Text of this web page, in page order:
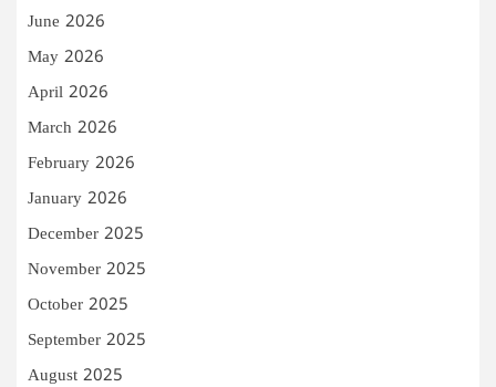
June 2026
May 2026
April 2026
March 2026
February 2026
January 2026
December 2025
November 2025
October 2025
September 2025
August 2025